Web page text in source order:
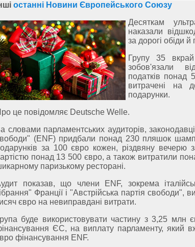
останні Новини Європейського Союзу
Десяткам
наказали
за дорогі обіди й
Групу 35 вкрай
зобов'язали
податків понад
витрачені на
подарунки.
це повідомляє Deutsche Welle.
словами парламентських аудиторів,
(ENF) придбали понад 230 пляшок
за 100 євро кожен, різдвяну вечерю
понад 13 500 євро, а також витратили
паризькому ресторані.
показав, що члени ENF, зокрема
Франції і "Австрійська партія свободи",
євро на невиправдані витрати.
буде використовувати частину з 3,25 млн
ЄС, на виплату парламенту, який
фінансування ENF.